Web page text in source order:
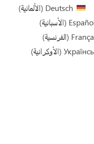
Deutsch
(الألمانية)
(الأسبانية)
(الفرنسية)
(الأوكرانية)